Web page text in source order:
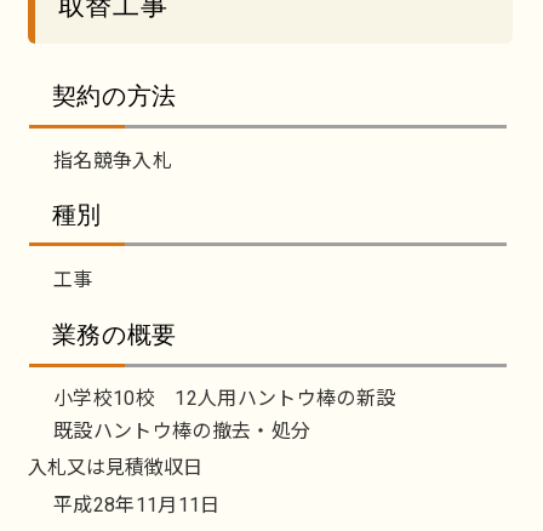
契約の方法
指名競争入札
種別
工事
業務の概要
小学校10校 12人用ハントウ棒の新設
既設ハントウ棒の撤去・処分
入札又は見積徴収日
平成28年11月11日